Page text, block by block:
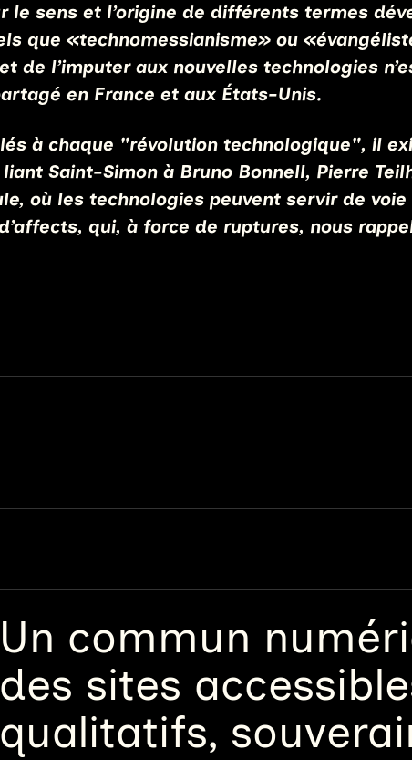
sens et l’origine de différents termes
que «technomessianisme» ou «
de l’imputer aux nouvelles technologies
en France et aux États-Unis.
à chaque "révolution technologique", il
Saint-Simon à Bruno Bonnell, Pierre
où les technologies peuvent servir de
qui, à force de ruptures, nous
Un commun
des sites
qualitatifs,